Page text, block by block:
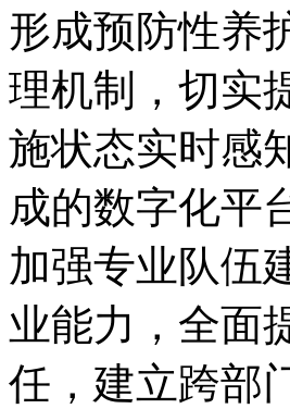
形成预防性养
理机制
， 切实
施状态实时感
成的数字化平
加强专业队伍
业能力 ， 全面
任 ， 建立跨部